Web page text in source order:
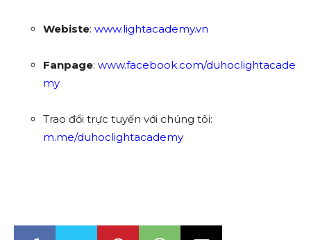
Webiste: www.lightacademy.vn
Fanpage: www.facebook.com/duhoclightacade
my
Trao đổi trực tuyến với chúng tôi:
m.me/duhoclightacademy